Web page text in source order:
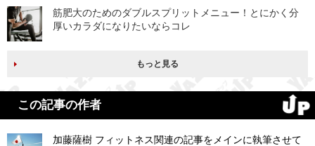
筋肥大のためのダブルスプリットメニュー！とにかく分
厚いカラダになりたいならコレ
もっと見る
この記事の作者
加藤薩樹 フィットネス関連の記事をメインに執筆させて